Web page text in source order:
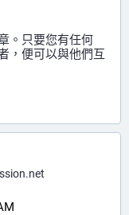
。只要您有任何
，便可以與他們互